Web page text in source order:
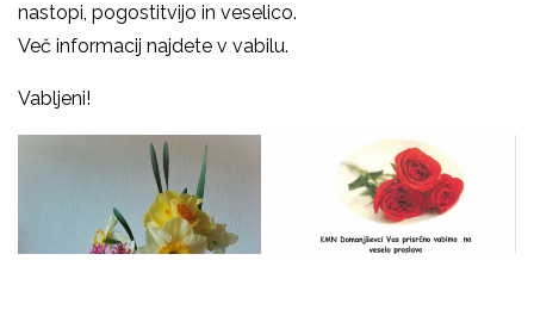
nastopi, pogostitvijo in veselico.
Več informacij najdete v vabilu.
Vabljeni!